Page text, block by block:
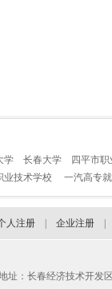
学 长春大学
四平市
业技术学校 一汽高专
人注册 企业注册
址：长春经济技术开发